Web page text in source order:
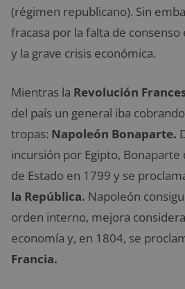
(régimen republicano). Sin
fracasa por la falta de
y la grave crisis económica.
Mientras la Revolución
del país un general iba
tropas: Napoleón Bonaparte.
incursión por Egipto, Bonaparte
de Estado en 1799 y se
la República. Napoleón
orden interno, mejora
economía y, en 1804, se
Francia.